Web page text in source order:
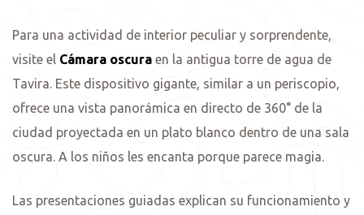
Para una actividad de interior peculiar y sorprendente,
visite el Cámara oscura en la antigua torre de agua de
Tavira. Este dispositivo gigante, similar a un periscopio,
ofrece una vista panorámica en directo de 360° de la
ciudad proyectada en un plato blanco dentro de una sala
oscura. A los niños les encanta porque parece magia.
Las presentaciones guiadas explican su funcionamiento y